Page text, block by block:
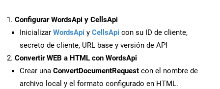
Configurar WordsApi y CellsApi
Inicializar WordsApi y CellsApi con su ID de cliente,
secreto de cliente, URL base y versión de API
Convertir WEB a HTML con WordsApi
Crear una ConvertDocumentRequest con el nombre de
archivo local y el formato configurado en HTML.